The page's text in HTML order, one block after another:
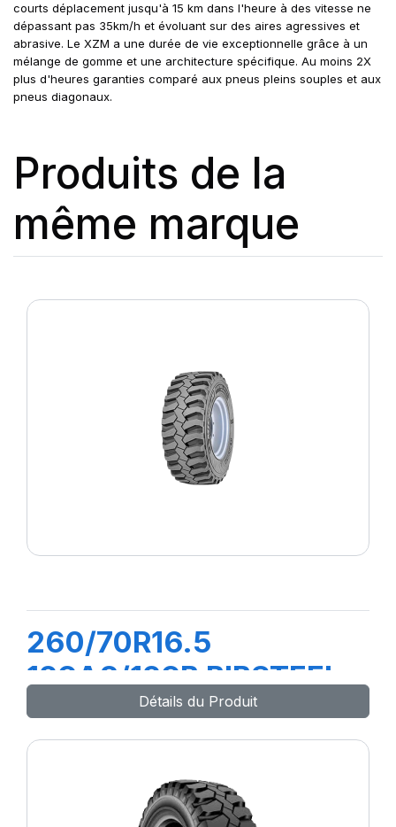
courts déplacement jusqu'à 15 km dans l'heure à des vitesse ne
dépassant pas 35km/h et évoluant sur des aires agressives et
abrasive. Le XZM a une durée de vie exceptionnelle grâce à un
mélange de gomme et une architecture spécifique. Au moins 2X
plus d'heures garanties comparé aux pneus pleins souples et aux
pneus diagonaux.
Produits de la
même marque
260/70R16.5
129A8/129B BIBSTEEL
HARD SURFACE
Détails du Produit